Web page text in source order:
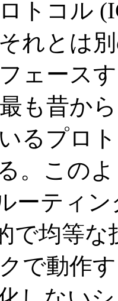
トコル
れとは
ェース
も昔か
るプロト
。この
ーティ
で均等
で動作